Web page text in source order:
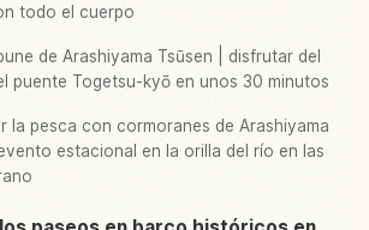
todo el cuerpo
de Arashiyama Tsūsen | disfrutar del
puente Togetsu-kyō en unos 30 minutos
la pesca con cormoranes de Arashiyama
estacional en la orilla del río en las